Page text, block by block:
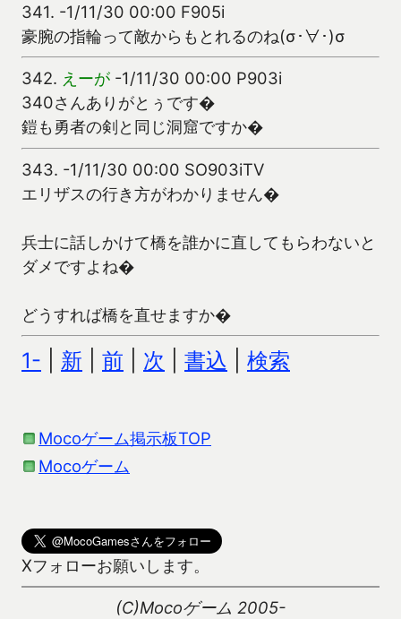
341. -1/11/30 00:00 F905i
豪腕の指輪って敵からもとれるのね(σ･∀･)σ
342. えーが -1/11/30 00:00 P903i
340さんありがとぅです�
鎧も勇者の剣と同じ洞窟ですか�
343. -1/11/30 00:00 SO903iTV
エリザスの行き方がわかりません�
兵士に話しかけて橋を誰かに直してもらわないと
ダメですよね�
どうすれば橋を直せますか�
1- 新 前 次 書込 検索
Mocoゲーム掲示板TOP
Mocoゲーム
Xフォローお願いします。
(C)Mocoゲーム 2005-